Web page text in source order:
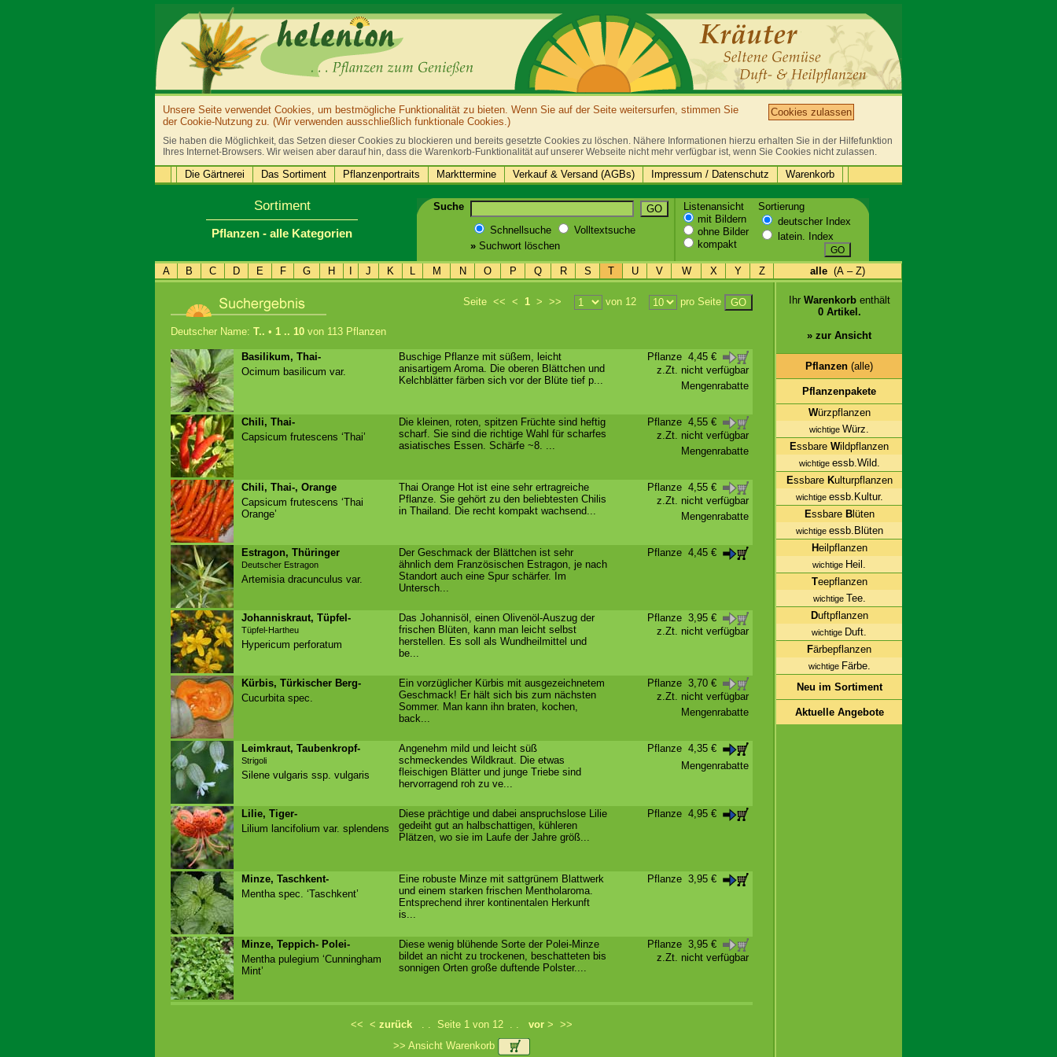
Unsere Seite verwendet Cookies, um bestmögliche Funktionalität zu bieten. Wenn Sie auf der Seite weitersurfen, stimmen Sie
der Cookie-Nutzung zu. (Wir verwenden ausschließlich funktionale Cookies.)
Cookies zulassen
Sie haben die Möglichkeit, das Setzen dieser Cookies zu blockieren und bereits gesetzte Cookies zu löschen. Nähere Informationen hierzu erhalten Sie in der Hilfefunktion
Ihres Internet-Browsers. Wir weisen aber darauf hin, dass die Warenkorb-Funktionalität auf unserer Webseite nicht mehr verfügbar ist, wenn Sie Cookies nicht zulassen.
Die Gärtnerei Das Sortiment Pflanzenportraits Markttermine Verkauf & Versand (AGBs) Impressum / Datenschutz Warenkorb
Sortiment
Pflanzen - alle Kategorien
Suche
GO
Schnellsuche
Volltextsuche
» Suchwort löschen
Listenansicht
mit Bildern
ohne Bilder
kompakt
Sortierung
deutscher Index
latein. Index
GO
A B C D E F G H J K L M N O P Q R S T U V W X Y Z alle (A – Z)
Seite << < 1 > >> von 12 pro Seite GO
Deutscher Name: T.. • 1 .. 10 von 113 Pflanzen
Basilikum, Thai-
Ocimum basilicum var.
Buschige Pflanze mit süßem, leicht
anisartigem Aroma. Die oberen Blättchen und
Kelchblätter färben sich vor der Blüte tief p...
Pflanze 4,45 €
z.Zt. nicht verfügbar
Mengenrabatte
Chili, Thai-
Capsicum frutescens ‘Thai’
Die kleinen, roten, spitzen Früchte sind heftig
scharf. Sie sind die richtige Wahl für scharfes
asiatisches Essen. Schärfe ~8. ...
Pflanze 4,55 €
z.Zt. nicht verfügbar
Mengenrabatte
Chili, Thai-, Orange
Capsicum frutescens ‘Thai
Orange’
Thai Orange Hot ist eine sehr ertragreiche
Pflanze. Sie gehört zu den beliebtesten Chilis
in Thailand. Die recht kompakt wachsend...
Pflanze 4,55 €
z.Zt. nicht verfügbar
Mengenrabatte
Estragon, Thüringer
Deutscher Estragon
Artemisia dracunculus var.
Der Geschmack der Blättchen ist sehr
ähnlich dem Französischen Estragon, je nach
Standort auch eine Spur schärfer. Im
Untersch...
Pflanze 4,45 €
Johanniskraut, Tüpfel-
Tüpfel-Hartheu
Hypericum perforatum
Das Johannisöl, einen Olivenöl-Auszug der
frischen Blüten, kann man leicht selbst
herstellen. Es soll als Wundheilmittel und
be...
Pflanze 3,95 €
z.Zt. nicht verfügbar
Kürbis, Türkischer Berg-
Cucurbita spec.
Ein vorzüglicher Kürbis mit ausgezeichnetem
Geschmack! Er hält sich bis zum nächsten
Sommer. Man kann ihn braten, kochen,
back...
Pflanze 3,70 €
z.Zt. nicht verfügbar
Mengenrabatte
Leimkraut, Taubenkropf-
Strigoli
Silene vulgaris ssp. vulgaris
Angenehm mild und leicht süß
schmeckendes Wildkraut. Die etwas
fleischigen Blätter und junge Triebe sind
hervorragend roh zu ve...
Pflanze 4,35 €
Mengenrabatte
Lilie, Tiger-
Lilium lancifolium var. splendens
Diese prächtige und dabei anspruchslose Lilie
gedeiht gut an halbschattigen, kühleren
Plätzen, wo sie im Laufe der Jahre größ...
Pflanze 4,95 €
Minze, Taschkent-
Mentha spec. ‘Taschkent’
Eine robuste Minze mit sattgrünem Blattwerk
und einem starken frischen Mentholaroma.
Entsprechend ihrer kontinentalen Herkunft
is...
Pflanze 3,95 €
Minze, Teppich- Polei-
Mentha pulegium ‘Cunningham
Mint’
Diese wenig blühende Sorte der Polei-Minze
bildet an nicht zu trockenen, beschatteten bis
sonnigen Orten große duftende Polster....
Pflanze 3,95 €
z.Zt. nicht verfügbar
<< < zurück . . Seite 1 von 12 . . vor > >>
>> Ansicht Warenkorb
Ihr Warenkorbenthält
0 Artikel.
» zur Ansicht
Pflanzen (alle)
Pflanzenpakete
Würzpflanzen
wichtige Würz.
Essbare Wildpflanzen
wichtige essb.Wild.
Essbare Kulturpflanzen
wichtige essb.Kultur.
Essbare Blüten
wichtige essb.Blüten
Heilpflanzen
wichtige Heil.
Teepflanzen
wichtige Tee.
Duftpflanzen
wichtige Duft.
Färbepflanzen
wichtige Färbe.
Neu im Sortiment
Aktuelle Angebote